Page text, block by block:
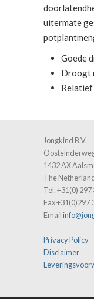
uitermate
Goede
Droogt
Jongkind B.V.
1432 AX
The
Tel. +31(0) 297
Fax +31(0)297
Email
Privacy Policy
Disclaimer